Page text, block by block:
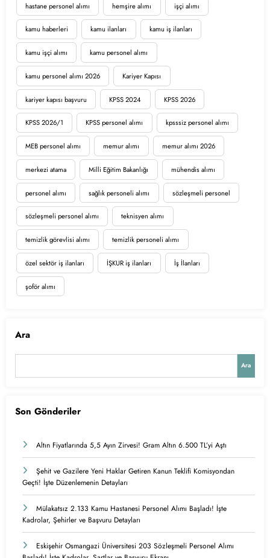
hastane personel alımı hemşire alımı işçi alımı
kamu haberleri kamu ilanları kamu iş ilanları
kamu işçi alımı kamu personel alımı
kamu personel alımı 2026 Kariyer Kapısı
kariyer kapısı başvuru KPSS 2024 KPSS 2026
KPSS 2026/1 KPSS personel alımı kpsssiz personel alımı
MEB personel alımı memur alımı memur alımı 2026
merkezi atama Milli Eğitim Bakanlığı mühendis alımı
personel alımı sağlık personeli alımı sözleşmeli personel
sözleşmeli personel alımı teknisyen alımı
temizlik görevlisi alımı temizlik personeli alımı
özel sektör iş ilanları İŞKUR iş ilanları İş İlanları
şoför alımı
Ara
Ara
Son Gönderiler
Altın Fiyatlarında 5,5 Ayın Zirvesi! Gram Altın 6.500 TL’yi Aştı
Şehit ve Gazilere Yeni Haklar Getiren Kanun Teklifi Komisyondan
Geçti! İşte Düzenlemenin Detayları
Mülakatsız 2.133 Kamu Hastanesi Personel Alımı Başladı! İşte
Kadrolar, Şehirler ve Başvuru Detayları
Eskişehir Osmangazi Üniversitesi 203 Sözleşmeli Personel Alımı